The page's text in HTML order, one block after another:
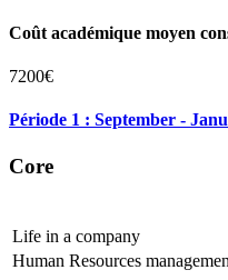
Coût académique moyen
7200€
Période 1 : September -
Core
Life in a company
Human Resources